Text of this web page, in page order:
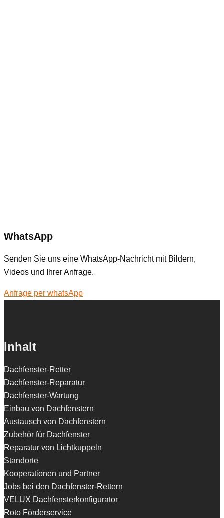
WhatsApp
Senden Sie uns eine WhatsApp-Nachricht mit Bildern,
Videos und Ihrer Anfrage.
Anfrage per whatsApp
Inhalt
Dachfenster-Retter
Dachfenster-Reparatur
Dachfenster-Wartung
Einbau von Dachfenstern
Austausch von Dachfenstern
Zubehör für Dachfenster
Reparatur von Lichtkuppeln
Standorte
Kooperationen und Partner
Jobs bei den Dachfenster-Rettern
VELUX Dachfensterkonfigurator
Roto Förderservice